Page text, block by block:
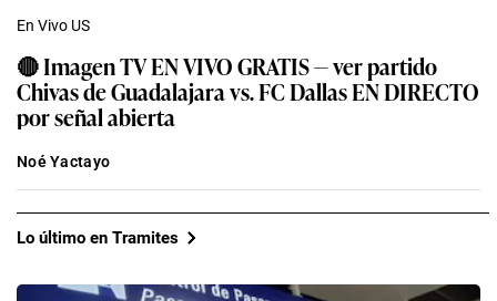
En Vivo US
🔴 Imagen TV EN VIVO GRATIS — ver partido
Chivas de Guadalajara vs. FC Dallas EN DIRECTO
por señal abierta
Noé Yactayo
Lo último en Tramites